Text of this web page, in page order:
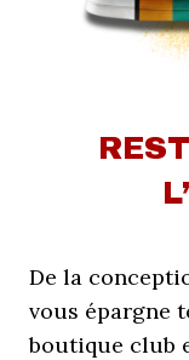
De la
vous épargne
boutique club